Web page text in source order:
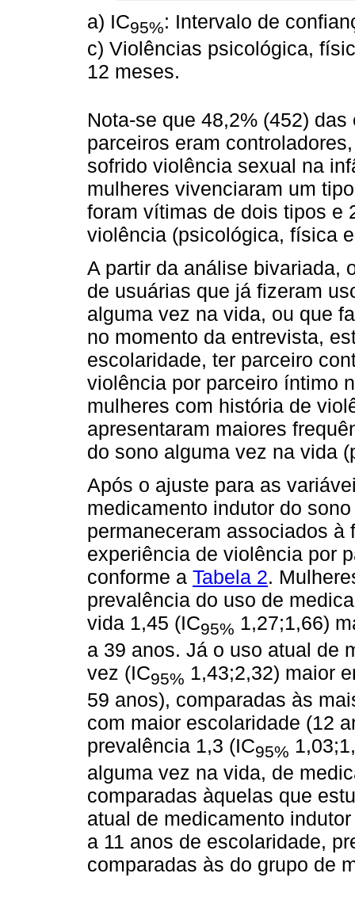
a) IC95%: Intervalo de
c) Violências psicológica,
12 meses.
Nota-se que 48,2% (452)
parceiros eram
sofrido violência sexual na
mulheres vivenciaram um
foram vítimas de dois tipos e
violência (psicológica, física
A partir da análise bivariada,
de usuárias que já fizeram
alguma vez na vida, ou que
no momento da entrevista,
escolaridade, ter parceiro
violência por parceiro íntimo
mulheres com história de
apresentaram maiores
do sono alguma vez na vida
Após o ajuste para as
medicamento indutor do
permaneceram associados
experiência de violência por
conforme a Tabela 2.
prevalência do uso de
vida 1,45 (IC95% 1,27;1,66)
a 39 anos. Já o uso atual de
vez (IC95% 1,43;2,32) maior
59 anos), comparadas às
com maior escolaridade (12
prevalência 1,3 (IC95%
alguma vez na vida, de
comparadas àquelas que
atual de medicamento
a 11 anos de escolaridade,
comparadas às do grupo de